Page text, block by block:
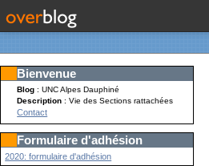
Bienvenue
Blog : UNC Alpes Dauphiné
Description: Vie des Sections rattachées
Contact
Formulaire d'adhésion
2020: formulaire d'adhésion